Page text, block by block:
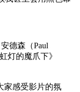
德森（Paul
灯的魔爪下》
家感受影片的氛